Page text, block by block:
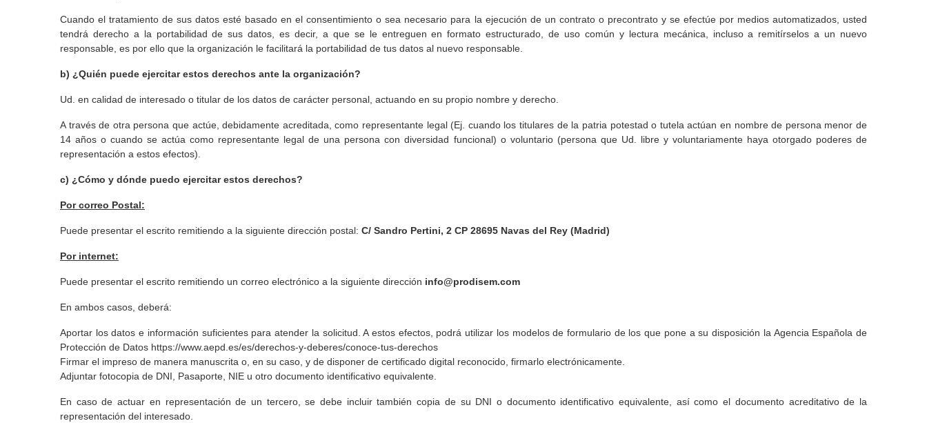
Cuando el tratamiento de sus datos esté basado en el consentimiento o sea necesario para la ejecución de un contrato o precontrato y se efectúe por medios automatizados, usted
tendrá derecho a la portabilidad de sus datos, es decir, a que se le entreguen en formato estructurado, de uso común y lectura mecánica, incluso a remitírselos a un nuevo
responsable, es por ello que la organización le facilitará la portabilidad de tus datos al nuevo responsable.
b) ¿Quién puede ejercitar estos derechos ante la organización?
Ud. en calidad de interesado o titular de los datos de carácter personal, actuando en su propio nombre y derecho.
A través de otra persona que actúe, debidamente acreditada, como representante legal (Ej. cuando los titulares de la patria potestad o tutela actúan en nombre de persona menor de
14 años o cuando se actúa como representante legal de una persona con diversidad funcional) o voluntario (persona que Ud. libre y voluntariamente haya otorgado poderes de
representación a estos efectos).
c) ¿Cómo y dónde puedo ejercitar estos derechos?
Por correo Postal:
Puede presentar el escrito remitiendo a la siguiente dirección postal: C/ Sandro Pertini, 2 CP 28695 Navas del Rey (Madrid)
Por internet:
Puede presentar el escrito remitiendo un correo electrónico a la siguiente dirección info@prodisem.com
En ambos casos, deberá:
Aportar los datos e información suficientes para atender la solicitud. A estos efectos, podrá utilizar los modelos de formulario de los que pone a su disposición la Agencia Española de
Protección de Datos https://www.aepd.es/es/derechos-y-deberes/conoce-tus-derechos
Firmar el impreso de manera manuscrita o, en su caso, y de disponer de certificado digital reconocido, firmarlo electrónicamente.
Adjuntar fotocopia de DNI, Pasaporte, NIE u otro documento identificativo equivalente.
En caso de actuar en representación de un tercero, se debe incluir también copia de su DNI o documento identificativo equivalente, así como el documento acreditativo de la
representación del interesado.